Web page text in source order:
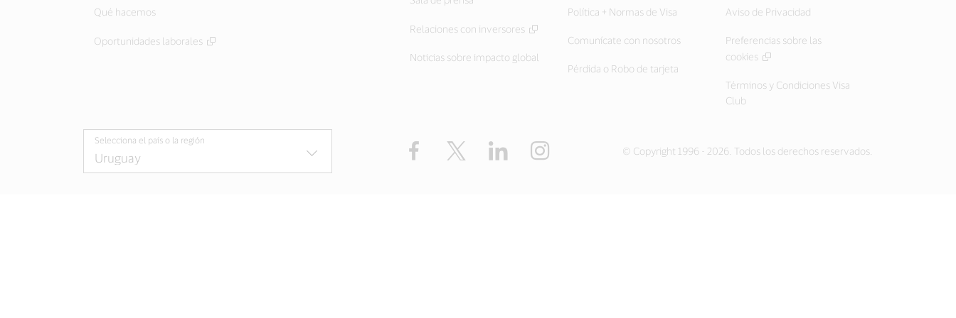
Qué hacemos
Oportunidades laborales
Relaciones con inversores
Noticias sobre impacto global
Política + Normas de Visa
Comunícate con nosotros
Pérdida o Robo de tarjeta
Aviso de Privacidad
Preferencias sobre las
cookies
Términos y Condiciones Visa
Club
Selecciona el país o la región Facebook Twitter LinkedIn © Copyright 1996 - 2026. Todos los derechos reservados.